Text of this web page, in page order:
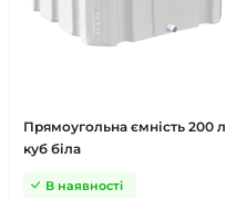
Прямоугольна ємність 200 л
куб біла
В наявності